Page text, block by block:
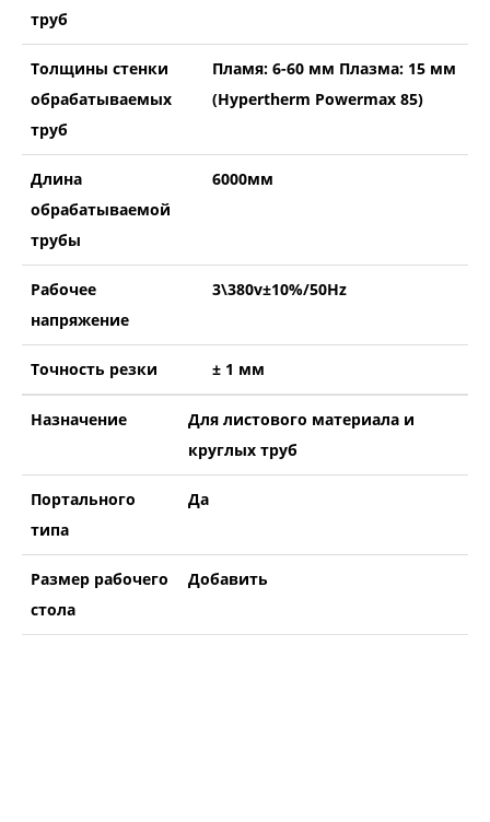
труб
Толщины стенки
обрабатываемых
труб
Пламя: 6-60 мм Плазма: 15 мм
(Hypertherm Powermax 85)
Длина
обрабатываемой
трубы
6000мм
Рабочее
напряжение
3\380v±10%/50Hz
Точность резки ± 1 мм
Назначение
Для листового материала и
круглых труб
Портального
типа
Да
Размер рабочего
стола
Добавить